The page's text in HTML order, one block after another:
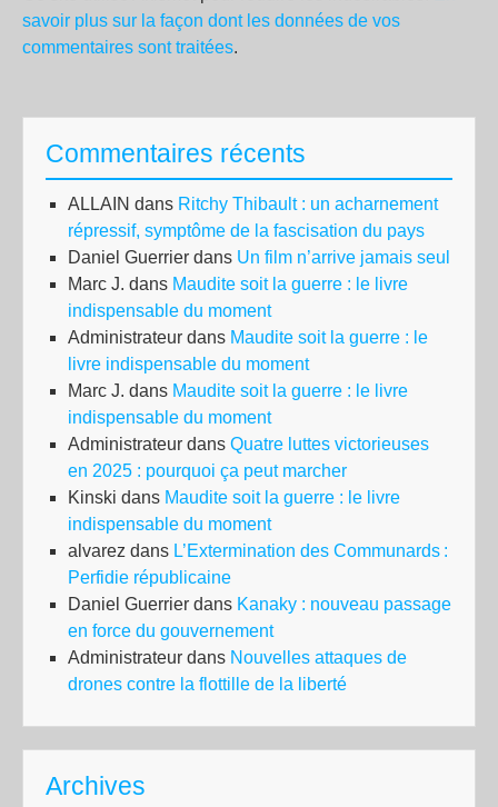
savoir plus sur la façon dont les données de vos
commentaires sont traitées.
Commentaires récents
ALLAIN dans Ritchy Thibault : un acharnement
répressif, symptôme de la fascisation du pays
Daniel Guerrier dans Un film n’arrive jamais seul
Marc J. dans Maudite soit la guerre : le livre
indispensable du moment
Administrateur dans Maudite soit la guerre : le
livre indispensable du moment
Marc J. dans Maudite soit la guerre : le livre
indispensable du moment
Administrateur dans Quatre luttes victorieuses
en 2025 : pourquoi ça peut marcher
Kinski dans Maudite soit la guerre : le livre
indispensable du moment
alvarez dans L’Extermination des Communards :
Perfidie républicaine
Daniel Guerrier dans Kanaky : nouveau passage
en force du gouvernement
Administrateur dans Nouvelles attaques de
drones contre la flottille de la liberté
Archives